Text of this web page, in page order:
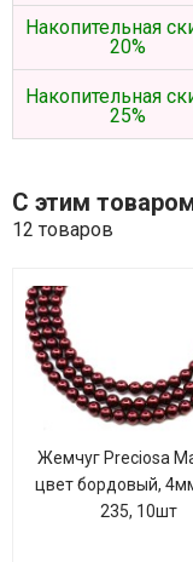
Накопительная
20%
Накопительная
25%
С этим
12 товаров
Жемчуг Preciosa
цвет бордовый,
235, 10шт